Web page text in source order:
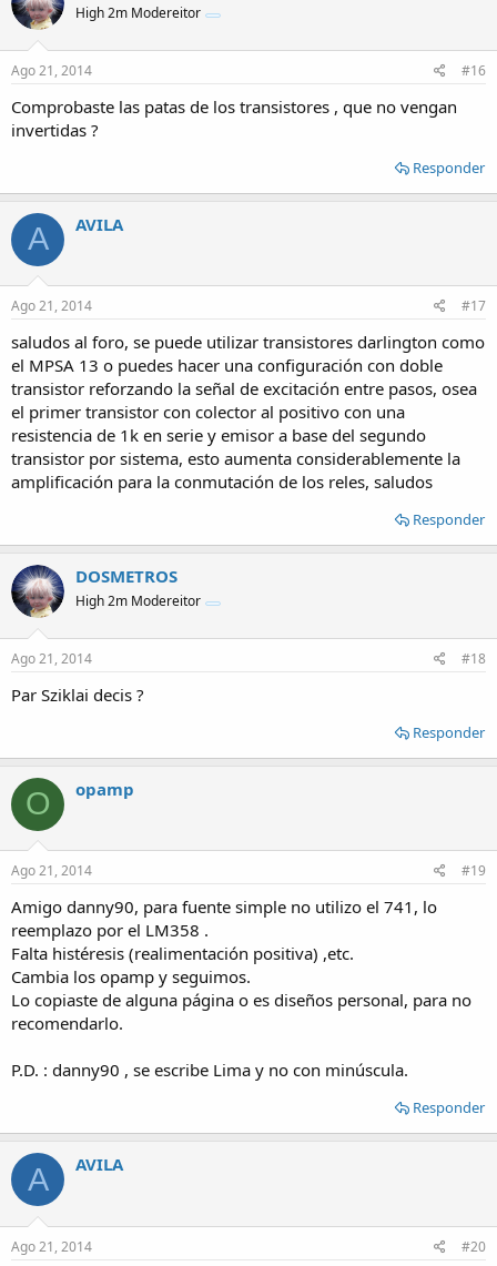
High 2m Modereitor
Ago 21, 2014 #16
Comprobaste las patas de los transistores , que no vengan
invertidas ?
Responder
A AVILA
Ago 21, 2014 #17
saludos al foro, se puede utilizar transistores darlington como
el MPSA 13 o puedes hacer una configuración con doble
transistor reforzando la señal de excitación entre pasos, osea
el primer transistor con colector al positivo con una
resistencia de 1k en serie y emisor a base del segundo
transistor por sistema, esto aumenta considerablemente la
amplificación para la conmutación de los reles, saludos
Responder
DOSMETROS
High 2m Modereitor
Ago 21, 2014 #18
Par Sziklai decis ?
Responder
O opamp
Ago 21, 2014 #19
Amigo danny90, para fuente simple no utilizo el 741, lo
reemplazo por el LM358 .
Falta histéresis (realimentación positiva) ,etc.
Cambia los opamp y seguimos.
Lo copiaste de alguna página o es diseños personal, para no
recomendarlo.
P.D. : danny90 , se escribe Lima y no con minúscula.
Responder
A AVILA
Ago 21, 2014 #20